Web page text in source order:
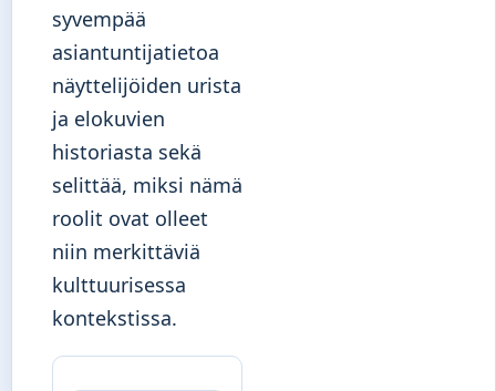
syvempää
asiantuntijatietoa
näyttelijöiden urista
ja elokuvien
historiasta sekä
selittää, miksi nämä
roolit ovat olleet
niin merkittäviä
kulttuurisessa
kontekstissa.